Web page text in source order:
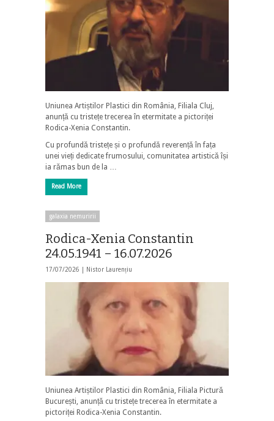
Uniunea Artiștilor Plastici din România, Filiala Cluj,
anunță cu tristețe trecerea în etermitate a pictoriței
Rodica-Xenia Constantin.
Cu profundă tristețe și o profundă reverență în fața
unei vieți dedicate frumosului, comunitatea artistică își
ia rămas bun de la …
Read More
galaxia nemuririi
Rodica-Xenia Constantin
24.05.1941 – 16.07.2026
17/07/2026 | Nistor Laurențiu
Uniunea Artiștilor Plastici din România, Filiala Pictură
București, anunță cu tristețe trecerea în etermitate a
pictoriței Rodica-Xenia Constantin.